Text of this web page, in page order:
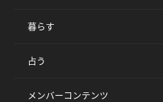
暮らす
占う
メンバーコンテンツ